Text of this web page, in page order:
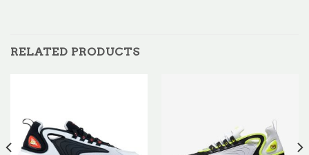
RELATED PRODUCTS